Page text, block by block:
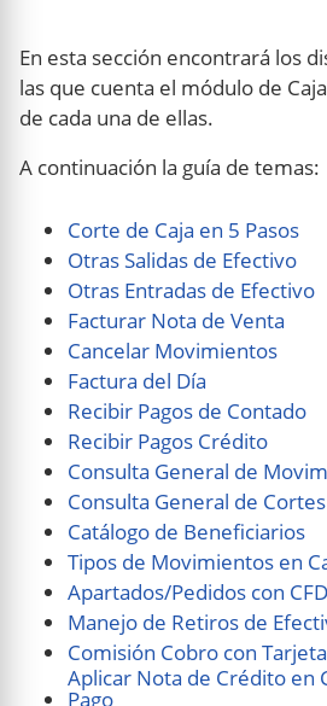
En esta sección encontrará los
las que cuenta el módulo de
de cada una de ellas.
A continuación la guía de temas:
Corte de Caja en 5 Pasos
Otras Salidas de Efectivo
Otras Entradas de Efectivo
Facturar Nota de Venta
Cancelar Movimientos
Factura del Día
Recibir Pagos de Contado
Recibir Pagos Crédito
Consulta General de
Consulta General de Cortes
Catálogo de Beneficiarios
Tipos de Movimientos en
Apartados/Pedidos con
Manejo de Retiros de
Comisión Cobro con Tarjeta
Aplicar Nota de Crédito en
Pago